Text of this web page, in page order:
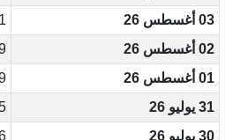
03 أغسطس 26
02 أغسطس 26
01 أغسطس 26
31 يوليو 26
30 يوليو 26